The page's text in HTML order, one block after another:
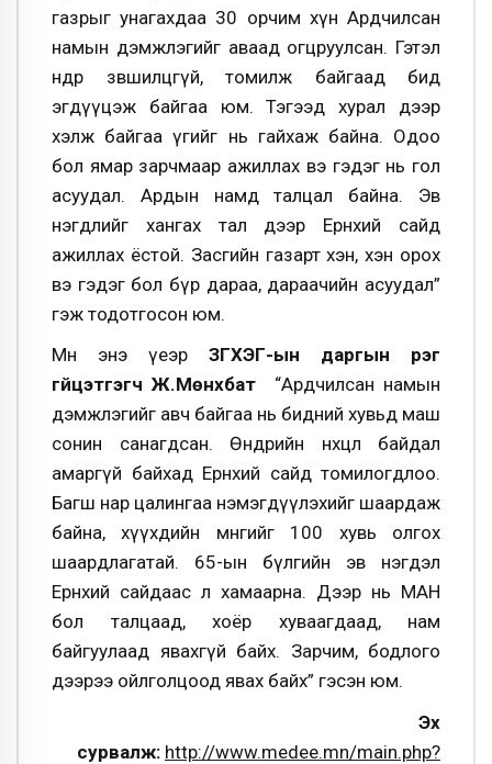
газрыг унагахдаа 30 орчим хүн Ардчилсан
намын дэмжлэгийг аваад огцруулсан. Гэтэл
өнөөдөр зөвшилцөөгүй, томилж байгаад бид
эгдүүцэж байгаа юм. Тэгээд хурал дээр
хэлж байгаа үгийг нь гайхаж байна. Одоо
бол ямар зарчмаар ажиллах вэ гэдэг нь гол
асуудал. Ардын намд талцал байна. Эв
нэгдлийг хангах тал дээр Ерөнхий сайд
ажиллах ёстой. Засгийн газарт хэн, хэн орох
вэ гэдэг бол бүр дараа, дараачийн асуудал”
гэж тодотгосон юм.
Мөн энэ үеэр ЗГХЭГ-ын даргын үүрэг
гүйцэтгэгч Ж.Мөнхбат “Ардчилсан намын
дэмжлэгийг авч байгаа нь бидний хувьд маш
сонин санагдсан. Өнөөдрийн нөхцөл байдал
амаргүй байхад Ерөнхий сайд томилогдлоо.
Багш нар цалингаа нэмэгдүүлэхийг шаардаж
байна, хүүхдийн мөнгийг 100 хувь олгох
шаардлагатай. 65-ын бүлгийн эв нэгдэл
Ерөнхий сайдаас л хамаарна. Дээр нь МАН
бол талцаад, хоёр хуваагдаад, нам
байгуулаад явахгүй байх. Зарчим, бодлого
дээрээ ойлголцоод явах байх” гэсэн юм.
Эх
сурвалж: http://www.medee.mn/main.php?